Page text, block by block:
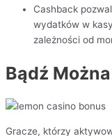
Cashback
wydatków w
zależności od
Bądź
Gracze, którzy